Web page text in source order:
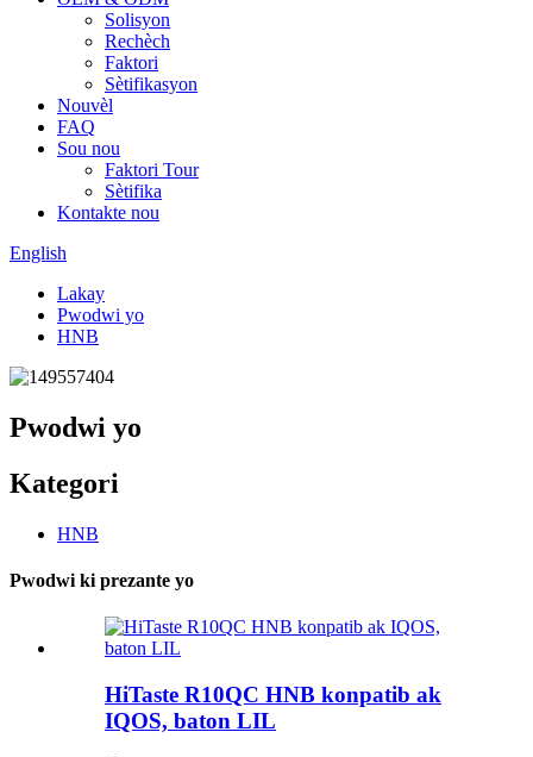
Solisyon
Rechèch
Faktori
Sètifikasyon
Nouvèl
FAQ
Sou nou
Faktori Tour
Sètifika
Kontakte nou
English
Lakay
Pwodwi yo
HNB
Pwodwi yo
Kategori
HNB
Pwodwi ki prezante yo
HiTaste R10QC HNB konpatib ak
IQOS, baton LIL